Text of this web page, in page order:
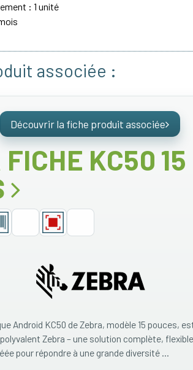
: 1 unité
associée :
Découvrir la fiche produit associée
KC50 15
Android KC50 de Zebra, modèle 15 pouces,
Zebra – une solution complète,
pour répondre à une grande diversité ...